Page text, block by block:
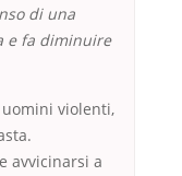
di una
e fa diminuire
violenti,
avvicinarsi a